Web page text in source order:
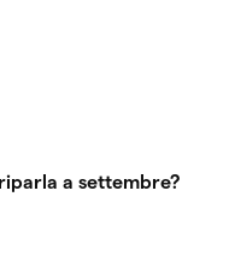
a settembre?